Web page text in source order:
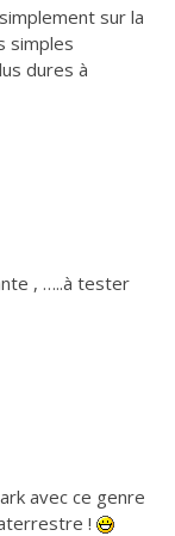
sur la
simples
dures à
, …..à tester
avec ce genre
!